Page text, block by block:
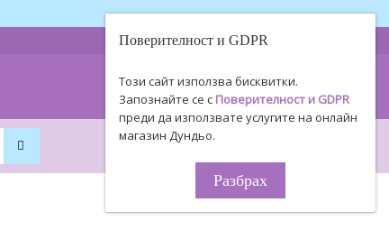
Поверителност и GDPR
Този сайт използва бисквитки.
Запознайте се с Поверителност и GDPR
преди да използвате услугите на онлайн
магазин Дундьо.
Разбрах
0893 494 506
0895 450 154 за поръчки!
0